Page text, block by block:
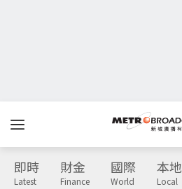
即時
Latest
財金
Finance
國際
World
本地
Local